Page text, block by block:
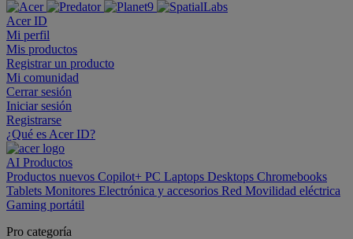
Acer ID
Mi perfil
Mis productos
Registrar un producto
Mi comunidad
Cerrar sesión
Iniciar sesión
Registrarse
¿Qué es Acer ID?
AI Productos
Productos nuevos Copilot+ PC Laptops Desktops Chromebooks
Tablets Monitores Electrónica y accesorios Red Movilidad eléctrica
Gaming portátil
Pro categoría